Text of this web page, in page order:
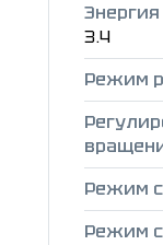
3.4
Режим
Режим
Режим